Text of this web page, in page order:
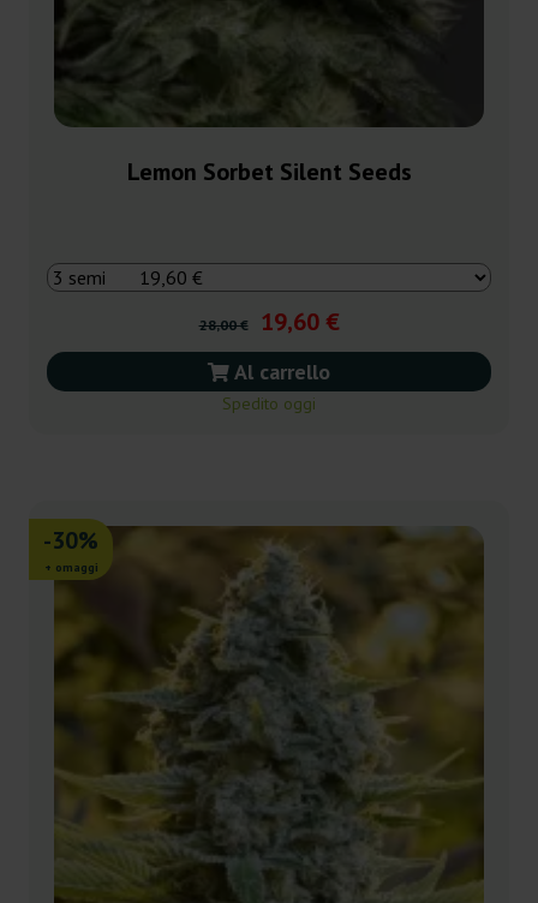
Lemon Sorbet Silent Seeds
28,00 € 19,60 €
Al carrello
Spedito oggi
-30%
+ omaggi